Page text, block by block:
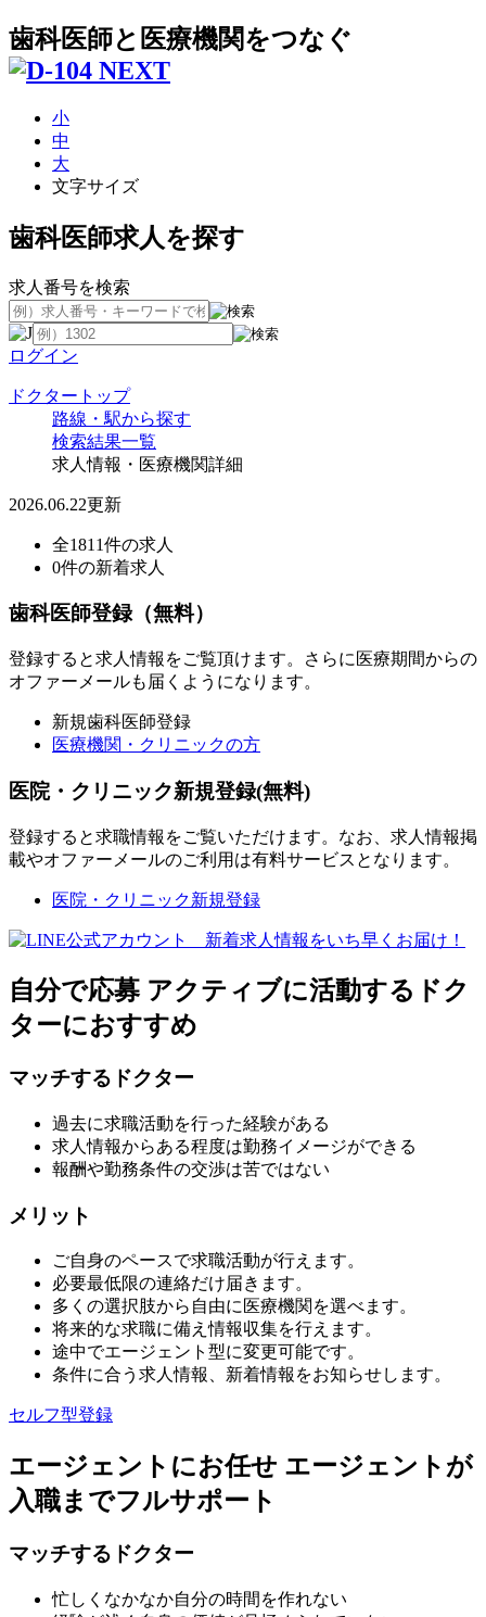
歯科医師と医療機関をつなぐ
小
中
大
文字サイズ
歯科医師求人を探す
求人番号を検索
ログイン
ドクタートップ
路線・駅から探す
検索結果一覧
求人情報・医療機関詳細
2026.06.22更新
全1811件の求人
0件の新着求人
歯科医師登録（無料）
登録すると求人情報をご覧頂けます。さらに医療期間からの
オファーメールも届くようになります。
新規歯科医師登録
医療機関・クリニックの方
医院・クリニック新規登録(無料)
登録すると求職情報をご覧いただけます。なお、求人情報掲
載やオファーメールのご利用は有料サービスとなります。
医院・クリニック新規登録
自分で応募 アクティブに活動するドク
ターにおすすめ
マッチするドクター
過去に求職活動を行った経験がある
求人情報からある程度は勤務イメージができる
報酬や勤務条件の交渉は苦ではない
メリット
ご自身のペースで求職活動が行えます。
必要最低限の連絡だけ届きます。
多くの選択肢から自由に医療機関を選べます。
将来的な求職に備え情報収集を行えます。
途中でエージェント型に変更可能です。
条件に合う求人情報、新着情報をお知らせします。
セルフ型登録
エージェントにお任せ エージェントが
入職までフルサポート
マッチするドクター
忙しくなかなか自分の時間を作れない